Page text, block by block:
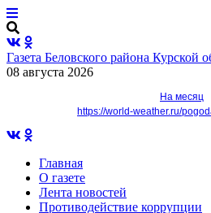
Газета Беловского района Курской
08 августа 2026
На месяц
https://world-weather.ru/
Главная
О газете
Лента новостей
Противодействие коррупции